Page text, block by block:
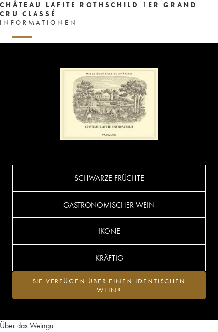
CHÂTEAU LAFITE ROTHSCHILD 1ER GRAND
CRU CLASSÉ
INFORMATIONEN
Über das Weingut
SCHWARZE FRÜCHTE
GASTRONOMISCHER WEIN
IKONE
KRÄFTIG
SIE VERFÜGEN ÜBER EINEN IDENTISCHEN
WEIN?